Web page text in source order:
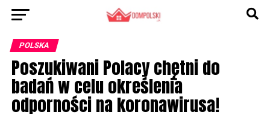
POLSKA
Poszukiwani Polacy chętni do
badań w celu określenia
odporności na koronawirusa!